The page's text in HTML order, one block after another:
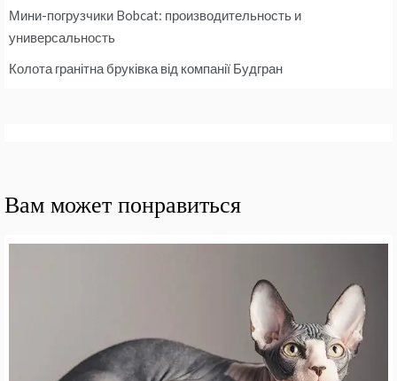
Мини-погрузчики Bobcat: производительность и
универсальность
Колота гранітна бруківка від компанії Будгран
Вам может понравиться